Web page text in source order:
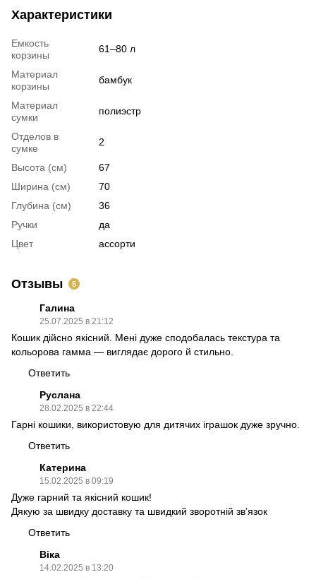
Характеристики
Емкость
корзины
61–80 л
Материал
корзины
бамбук
Материал
сумки
полиэстр
Отделов в
сумке
2
Высота (см)
67
Ширина (см)
70
Глубина (см)
36
Ручки
да
Цвет
ассорти
Отзывы 5
Галина
25.07.2025 в 21:12
Кошик дійсно якісний. Мені дуже сподобалась текстура та
кольорова гамма — виглядає дорого й стильно.
Ответить
Руслана
28.02.2025 в 22:44
Гарні кошики, використовую для дитячих іграшок дуже зручно.
Ответить
Катерина
15.02.2025 в 09:19
Дуже гарний та якісний кошик!
Дякую за швидку доставку та швидкий зворотній звʼязок
Ответить
Віка
14.02.2025 в 13:20